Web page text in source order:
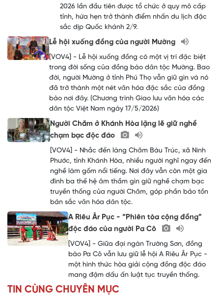
2026 lần đầu tiên được tổ chức ở quy mô cấp
tỉnh, hứa hẹn trở thành điểm nhấn du lịch đặc
sắc dịp Quốc khánh 2/9.
Lễ hội xuống đồng của người Mường
[VOV4] - Lễ hội xuống đồng có một vị trí đặc biệt
trong đời sống của đồng bào dân tộc Mường. Bao
đời, người Mường ở tỉnh Phú Thọ vẫn giữ gìn và nó
đã trở thành một nét văn hóa đặc sắc của đồng
bào nơi đây. (Chương trình Giao lưu văn hóa các
dân tộc Việt Nam ngày 17/5/2026)
Người Chăm ở Khánh Hòa lặng lẽ giữ nghề
chạm bạc độc đáo
[VOV4] - Nhắc đến làng Chăm Bàu Trúc, xã Ninh
Phước, tỉnh Khánh Hòa, nhiều người nghĩ ngay đến
nghề làm gốm nổi tiếng. Nơi đây vẫn còn một gia
đình ba thế hệ âm thầm gìn giữ nghề chạm bạc
truyền thống của người Chăm, góp phần bảo tồn
bản sắc văn hóa dân tộc.
A Riêu Âr Pục - “Phiên tòa cộng đồng”
độc đáo của người Pa Cô
[VOV4] - Giữa đại ngàn Trường Sơn, đồng
bào Pa Cô vẫn lưu giữ lễ hội A Riêu Âr Pục -
một hình thức hòa giải cộng đồng độc đáo
mang đậm dấu ấn luật tục truyền thống.
TIN CÙNG CHUYÊN MỤC